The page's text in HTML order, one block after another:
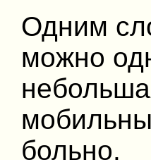
Одним
можно
больно.